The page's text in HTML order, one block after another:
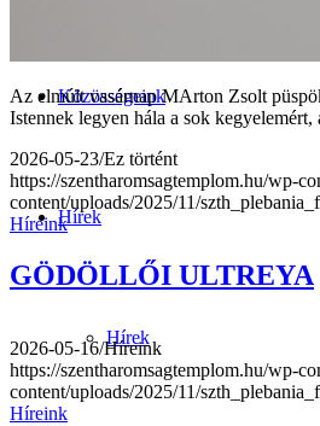
Közösségeink
Hírek
Hírek
Az elmúlt vasárnap MArton Zsolt
Istennek legyen hála a sok
2026-05-23/Ez történt
https://szentharomsagtemplom.hu/wp-
content/uploads/2025/11/
Híreink
GÖDÖLLŐI ULTREYA
2026-05-16/Híreink
https://szentharomsagtemplom.hu/wp-
content/uploads/2025/11/
Híreink